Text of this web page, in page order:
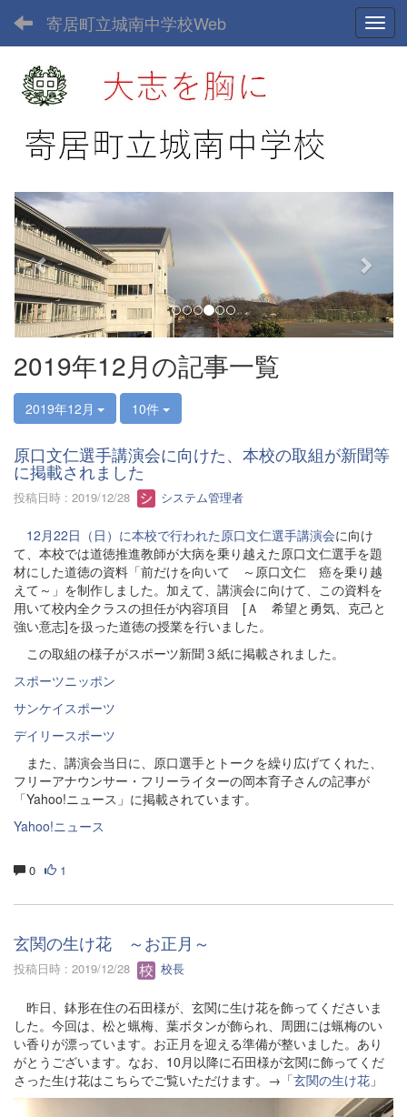
寄居町立城南中学校Web
p
r
e
v
i
o
u
s
x
t
2019年12月の記事一覧
2019年12月 10件
原口文仁選手講演会に向けた、本校の取組が新聞等
に掲載されました
投稿日時 : 2019/12/28 システム管理者
12月22日（日）に本校で行われた原口文仁選手講演会に向け
て、本校では道徳推進教師が大病を乗り越えた原口文仁選手を題
材にした道徳の資料「前だけを向いて ～原口文仁 癌を乗り越
えて～」を制作しました。加えて、講演会に向けて、この資料を
用いて校内全クラスの担任が内容項目 [Ａ 希望と勇気、克己と
強い意志]を扱った道徳の授業を行いました。
この取組の様子がスポーツ新聞３紙に掲載されました。
スポーツニッポン
サンケイスポーツ
デイリースポーツ
また、講演会当日に、原口選手とトークを繰り広げてくれた、
フリーアナウンサー・フリーライターの岡本育子さんの記事が
「Yahoo!ニュース」に掲載されています。
Yahoo!ニュース
0 1
玄関の生け花 ～お正月～
投稿日時 : 2019/12/28 校長
昨日、鉢形在住の石田様が、玄関に生け花を飾ってくださいま
した。今回は、松と蝋梅、葉ボタンが飾られ、周囲には蝋梅のい
い香りが漂っています。お正月を迎える準備が整いました。あり
がとうございます。なお、10月以降に石田様が玄関に飾ってくだ
さった生け花はこちらでご覧いただけます。→「玄関の生け花 」